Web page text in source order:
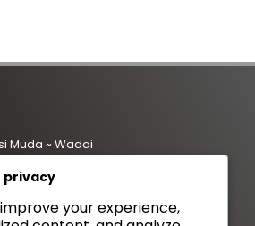
Muda ~ Wadai
privacy
your experience,